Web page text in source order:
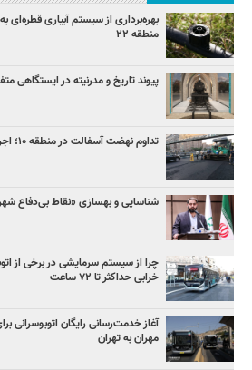
منطقه ۲۲
پیوند تاریخ و مدرنیته در ایستگاهی
تداوم نهضت آسفالت در منطقه ۱۰؛ اجرای روکش مکانیزه خیابان قزوین
شناسایی و بهسازی «نقاط بی‌دفاع
چرا از سیستم سرمایشی در برخی از
خرابی حداکثر تا ۷۲ ساعت
آغاز خدمت‌رسانی رایگان اتوبوسرانی
مهران به تهران